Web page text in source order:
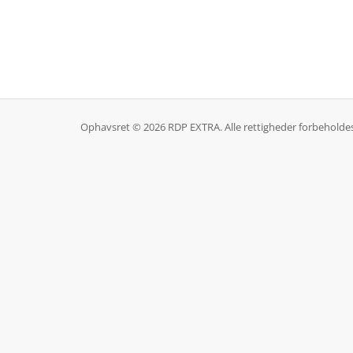
Ophavsret © 2026 RDP EXTRA. Alle rettigheder